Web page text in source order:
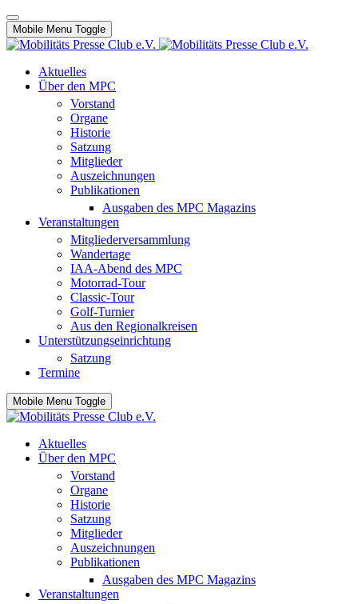
Mobile Menu Toggle
Aktuelles
Über den MPC
Vorstand
Organe
Historie
Satzung
Mitglieder
Auszeichnungen
Publikationen
Ausgaben des MPC Magazins
Veranstaltungen
Mitgliederversammlung
Wandertage
IAA-Abend des MPC
Motorrad-Tour
Classic-Tour
Golf-Turnier
Aus den Regionalkreisen
Unterstützungseinrichtung
Satzung
Termine
Mobile Menu Toggle
Aktuelles
Über den MPC
Vorstand
Organe
Historie
Satzung
Mitglieder
Auszeichnungen
Publikationen
Ausgaben des MPC Magazins
Veranstaltungen